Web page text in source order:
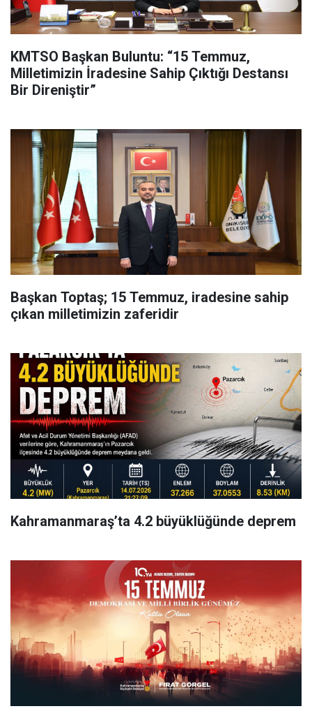
KMTSO Başkan Buluntu: “15 Temmuz,
Milletimizin İradesine Sahip Çıktığı Destansı
Bir Direniştir”
Başkan Toptaş; 15 Temmuz, iradesine sahip
çıkan milletimizin zaferidir
Kahramanmaraş’ta 4.2 büyüklüğünde deprem